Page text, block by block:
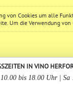
von Cookies um alle
Um die Verwendung
IN VINO
bis 18.00 Uhr | Sa